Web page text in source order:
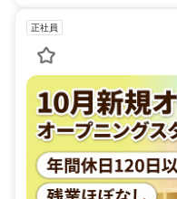
正社員